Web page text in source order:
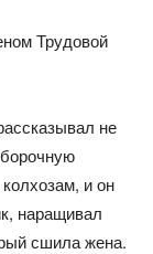
Трудовой
не
и он
наращивал
сшила жена.